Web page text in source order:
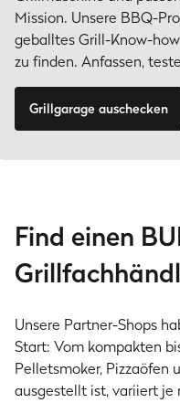
Mission. Unsere BBQ-
geballtes Grill-Know-
zu finden. Anfassen,
Grillgarage auschecken
Find einen
Unsere Partner-Shops
Start: Vom kompakten
Pelletsmoker, Pizzaöfen
ausgestellt ist, variiert je